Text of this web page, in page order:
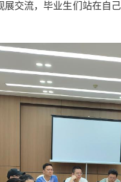
交流，毕业生们站在自